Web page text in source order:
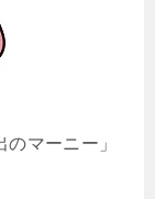
マーニー」